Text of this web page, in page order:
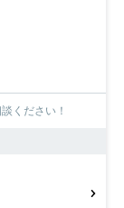
ください！